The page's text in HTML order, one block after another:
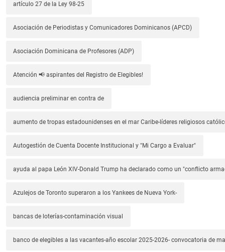
artículo 27 de la Ley 98-25
Asociación de Periodistas y Comunicadores Dominicanos (APCD)
Asociación Dominicana de Profesores (ADP)
Atención 📢 aspirantes del Registro de Elegibles!
audiencia preliminar en contra de
aumento de tropas estadounidenses en el mar Caribe-líderes religiosos
Autogestión de Cuenta Docente Institucional y "Mi Cargo a Evaluar"
ayuda al papa León XIV-Donald Trump ha declarado como un "conflicto
Azulejos de Toronto superaron a los Yankees de Nueva York-
bancas de loterías-contaminación visual
banco de elegibles a las vacantes-año escolar 2025-2026- convocatoria de